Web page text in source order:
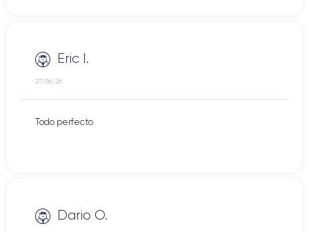
Eric I.
27/06/26
Todo perfecto
Dario O.